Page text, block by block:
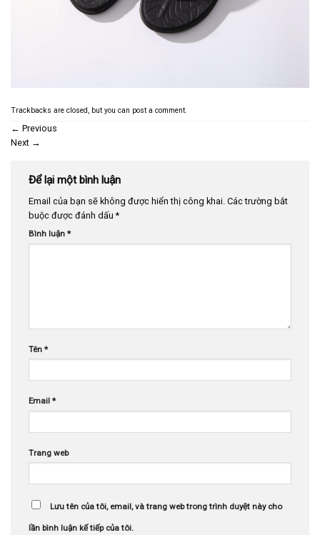
Trackbacks are closed, but you can post a comment.
← Previous
Next →
Để lại một bình luận
Email của bạn sẽ không được hiển thị công khai. Các trường bắt
buộc được đánh dấu*
Bình luận *
Tên *
Email *
Trang web
Lưu tên của tôi, email, và trang web trong trình duyệt này cho
lần bình luận kế tiếp của tôi.